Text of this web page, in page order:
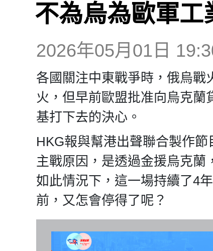
不為烏為歐軍工
2026年05月01日
各國關注中東戰爭時，俄烏戰
火，但早前歐盟批准向烏克
基打下去的決心。
HKG報與幫港出聲聯合製作
主戰原因，是透過金援烏克
如此情況下，這一場持續了4
前，又怎會停得了呢？